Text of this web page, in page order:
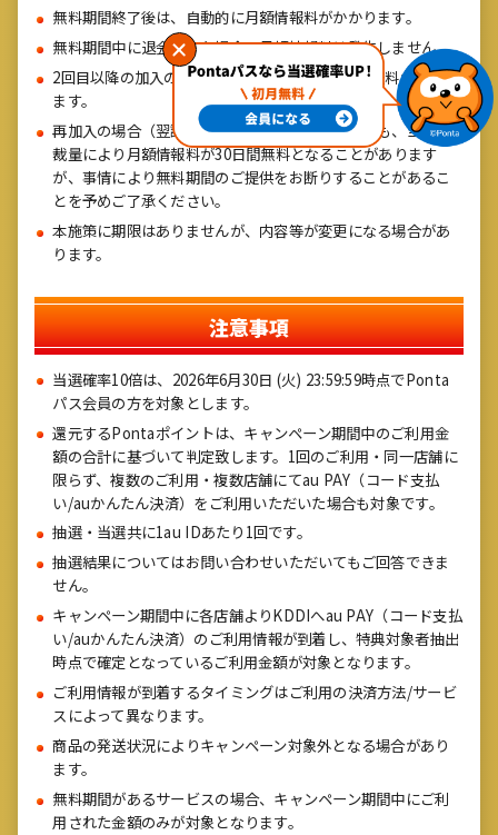
無料期間終了後は、自動的に月額情報料がかかります。
無料期間中に退会された場合、月額情報料は発生しません。
2回目以降の加入の場合は、加入当日から月額情報料がかかり
ます。
再加入の場合（翌課金日までの再加入を除く）にも、当社の
裁量により月額情報料が30日間無料となることがあります
が、事情により無料期間のご提供をお断りすることがあるこ
とを予めご了承ください。
本施策に期限はありませんが、内容等が変更になる場合があ
ります。
注意事項
当選確率10倍は、2026年6月30日 (火) 23:59:59時点でPonta
パス会員の方を対象とします。
還元するPontaポイントは、キャンペーン期間中のご利用金
額の合計に基づいて判定致します。1回のご利用・同一店舗に
限らず、複数のご利用・複数店舗にてau PAY（コード支払
い/auかんたん決済）をご利用いただいた場合も対象です。
抽選・当選共に1au IDあたり1回です。
抽選結果についてはお問い合わせいただいてもご回答できま
せん。
キャンペーン期間中に各店舗よりKDDIへau PAY（コード支払
い/auかんたん決済）のご利用情報が到着し、特典対象者抽出
時点で確定となっているご利用金額が対象となります。
ご利用情報が到着するタイミングはご利用の決済方法/サービ
スによって異なります。
商品の発送状況によりキャンペーン対象外となる場合があり
ます。
無料期間があるサービスの場合、キャンペーン期間中にご利
用された金額のみが対象となります。